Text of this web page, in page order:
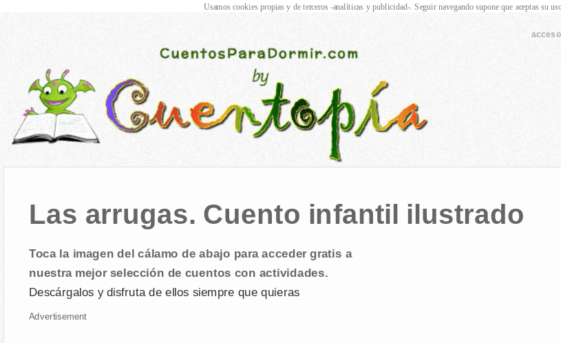
Las arrugas. Cuento infantil ilustrado
Toca la imagen del cálamo de abajo para acceder gratis a
nuestra mejor selección de cuentos con actividades.
Descárgalos y disfruta de ellos siempre que quieras
Advertisement
Usamos cookies propias y de terceros -analíticas y publicidad-. Seguir navegando supone que aceptas su